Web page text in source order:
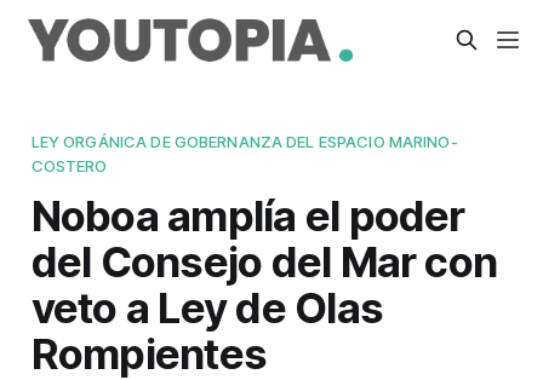
LEY ORGÁNICA DE GOBERNANZA DEL ESPACIO MARINO-
COSTERO
Noboa amplía el poder
del Consejo del Mar con
veto a Ley de Olas
Rompientes